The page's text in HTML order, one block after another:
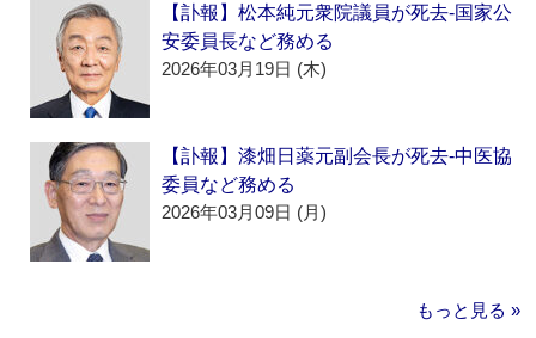
【訃報】松本純元衆院議員が死去‐国家公
安委員長など務める
2026年03月19日 (木)
【訃報】漆畑日薬元副会長が死去‐中医協
委員など務める
2026年03月09日 (月)
もっと見る »